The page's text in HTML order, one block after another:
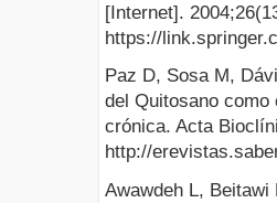
[Internet].
https://
Paz D, Sosa M,
del Quitosano
crónica. Acta
http://
Awawdeh L,